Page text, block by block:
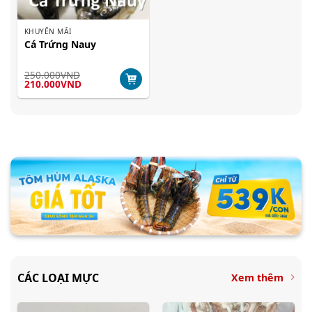
KHUYẾN MÃI
Cá Trứng Nauy
250.000VND
Giá
gốc
là:
210.000VNDGiá
tại
CÁC LOẠI MỰC Xem thêm